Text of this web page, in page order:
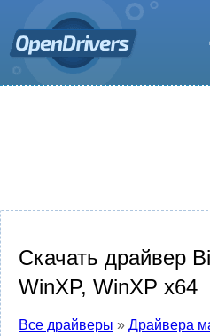
Скачать драйвер
WinXP, WinXP x64
Все драйверы » Драйвера